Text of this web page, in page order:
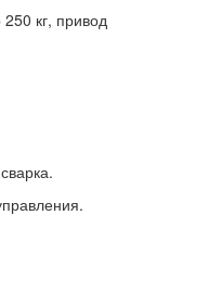
кг, привод